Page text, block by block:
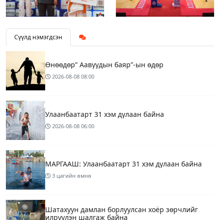
Сүүлд нэмэгдсэн
Өнөөдөр” Аавуудын баяр”-ын өдөр
2026-08-08 08:00
Улаанбаатарт 31 хэм дулаан байна
2026-08-08 06:00
МАРГААШ: Улаанбаатарт 31 хэм дулаан байна
3 цагийн өмнө
Шатахуун дамлан борлуулсан хоёр зөрчлийг
илрүүлэн шалгаж байна